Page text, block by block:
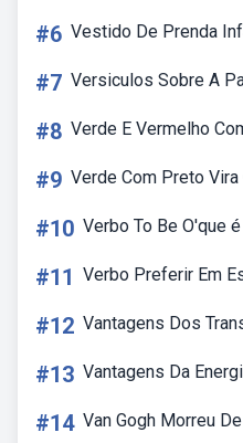
#6 Vestido De Prenda
#7 Versiculos Sobre A
#8 Verde E Vermelho
#9 Verde Com Preto Vira
#10 Verbo To Be O'que é
#11 Verbo Preferir Em
#12 Vantagens Dos
#13 Vantagens Da
#14 Van Gogh Morreu